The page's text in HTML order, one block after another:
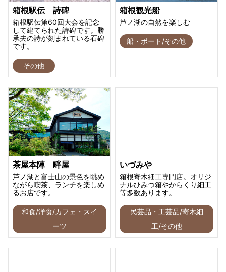
箱根駅伝 詩碑
箱根駅伝第60回大会を記念
して建てられた詩碑です。勝
承夫の詩が刻まれている石碑
です。
その他
箱根観光船
芦ノ湖の自然を楽しむ
船・ボート/その他
茶屋本陣 畔屋
芦ノ湖と富士山の景色を眺め
ながら喫茶、ランチを楽しめ
るお店です。
和食/洋食/カフェ・スイ
ーツ
いづみや
箱根寄木細工専門店。オリジ
ナルひみつ箱やからくり細工
等多数あります。
民芸品・工芸品/寄木細
工/その他